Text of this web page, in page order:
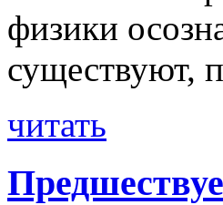
физики
существуют,
читать